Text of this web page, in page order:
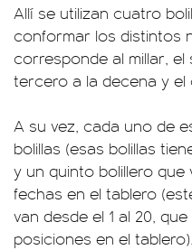
Allí se utilizan cuatro
conformar los distintos
corresponde al millar,
tercero a la decena y el
A su vez, cada uno de
bolillas (esas bolillas
y un quinto bolillero
fechas en el tablero
van desde el 1 al 20,
posiciones en el tablero).